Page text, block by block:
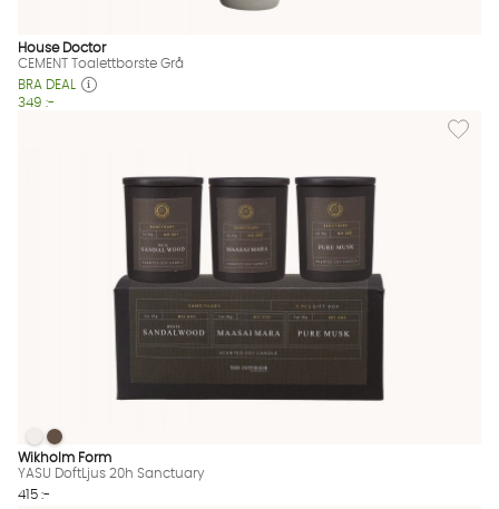
House Doctor
CEMENT Toalettborste Grå
BRA DEAL
349 :-
Lägg
YASU DoftLjus 20h Sanctuary Finns även i dessa färger:
YASU DoftLjus 20h Sanctuary
YASU DoftLjus 20h Sanctuary
Wikholm Form
YASU DoftLjus 20h Sanctuary
415 :-